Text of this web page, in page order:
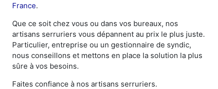
France.
Que ce soit chez vous ou dans vos bureaux, nos
artisans serruriers vous dépannent au prix le plus juste.
Particulier, entreprise ou un gestionnaire de syndic,
nous conseillons et mettons en place la solution la plus
sûre à vos besoins.
Faites confiance à nos artisans serruriers.